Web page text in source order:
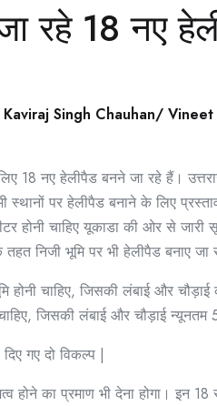
रहे 18 नए
Singh Chauhan/ Vineet
18 नए हेलीपैड बनने जा रहे हैं।
पर हेलीपैड बनाने के लिए
होनी चाहिए यूकाडा की ओर से जारी
तहत निजी भूमि पर भी हेलीपैड बनाए
चाहिए, जिसकी लंबाई और
जिसकी लंबाई और चौड़ाई न्यूनतम
गए दो विकल्प |
होने का प्रमाण भी देना होगा। इन